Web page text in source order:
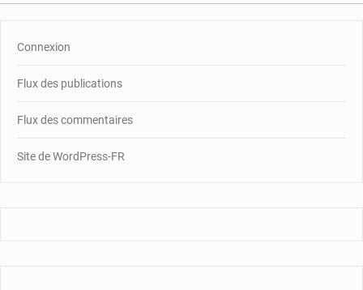
Connexion
Flux des publications
Flux des commentaires
Site de WordPress-FR